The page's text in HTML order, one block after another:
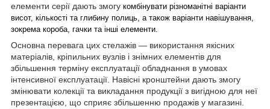
елементи серії дають змогу комбінувати різноманітні варіанти
висот, кількості та глибину полиць, а також варіанти навішування,
зокрема короба, гачки та інші елементи.
Основна перевага цих стелажів — використання якісних
матеріалів, кріпильних вузлів і знімних елементів для
збільшення терміну експлуатації обладнання в умовах
інтенсивної експлуатації. Навісні кронштейни дають змогу
змінювати колекції та викладання продукції з вигідною для неї
презентацією, що сприяє збільшенню продажів у магазині.